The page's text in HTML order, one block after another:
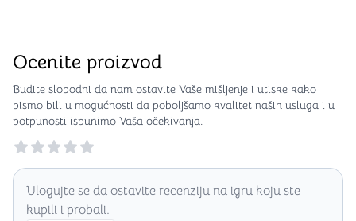
Ocenite proizvod
Budite slobodni da nam ostavite Vaše mišljenje i utiske kako
bismo bili u mogućnosti da poboljšamo kvalitet naših usluga i u
potpunosti ispunimo Vaša očekivanja.
Reviews
Ulogujte se da ostavite recenziju na igru koju ste
kupili i probali.